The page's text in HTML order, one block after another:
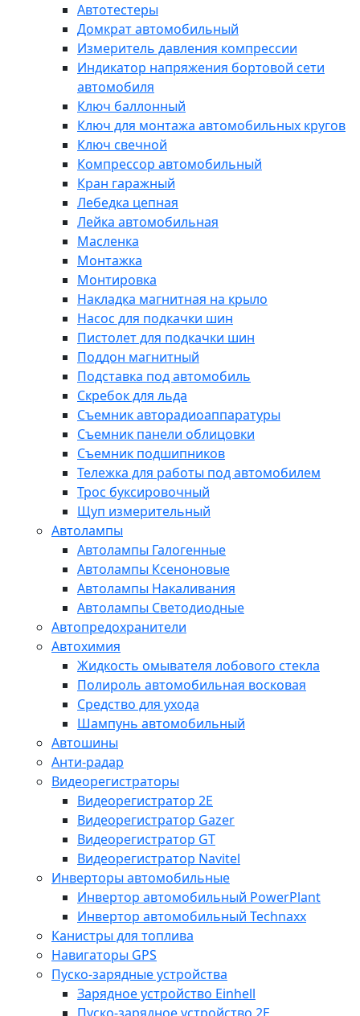
Автотестеры
Домкрат автомобильный
Измеритель давления компрессии
Индикатор напряжения бортовой сети
автомобиля
Ключ баллонный
Ключ для монтажа автомобильных кругов
Ключ свечной
Компрессор автомобильный
Кран гаражный
Лебедка цепная
Лейка автомобильная
Масленка
Монтажка
Монтировка
Накладка магнитная на крыло
Насос для подкачки шин
Пистолет для подкачки шин
Поддон магнитный
Подставка под автомобиль
Скребок для льда
Съемник авторадиоаппаратуры
Съемник панели облицовки
Съемник подшипников
Тележка для работы под автомобилем
Трос буксировочный
Щуп измерительный
Автолампы
Автолампы Галогенные
Автолампы Ксеноновые
Автолампы Накаливания
Автолампы Светодиодные
Автопредохранители
Автохимия
Жидкость омывателя лобового стекла
Полироль автомобильная восковая
Средство для ухода
Шампунь автомобильный
Автошины
Анти-радар
Видеорегистраторы
Видеорегистратор 2E
Видеорегистратор Gazer
Видеорегистратор GT
Видеорегистратор Navitel
Инверторы автомобильные
Инвертор автомобильный PowerPlant
Инвертор автомобильный Technaxx
Канистры для топлива
Навигаторы GPS
Пуско-зарядные устройства
Зарядное устройство Einhell